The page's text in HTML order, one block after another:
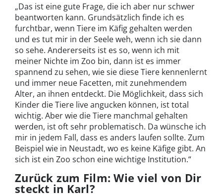
„Das ist eine gute Frage, die ich aber nur schwer
beantworten kann. Grundsätzlich finde ich es
furchtbar, wenn Tiere im Käfig gehalten werden
und es tut mir in der Seele weh, wenn ich sie dann
so sehe. Andererseits ist es so, wenn ich mit
meiner Nichte im Zoo bin, dann ist es immer
spannend zu sehen, wie sie diese Tiere kennenlernt
und immer neue Facetten, mit zunehmendem
Alter, an ihnen entdeckt. Die Möglichkeit, dass sich
Kinder die Tiere live angucken können, ist total
wichtig. Aber wie die Tiere manchmal gehalten
werden, ist oft sehr problematisch. Da wünsche ich
mir in jedem Fall, dass es anders laufen sollte. Zum
Beispiel wie in Neustadt, wo es keine Käfige gibt. An
sich ist ein Zoo schon eine wichtige Institution.“
Zurück zum Film: Wie viel von Dir
steckt in Karl?